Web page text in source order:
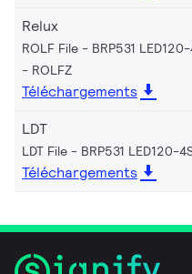
Relux
ROLF File - BRP531
ROLFZ
Téléchargements
LDT
LDT File - BRP531 LED120-
Téléchargements